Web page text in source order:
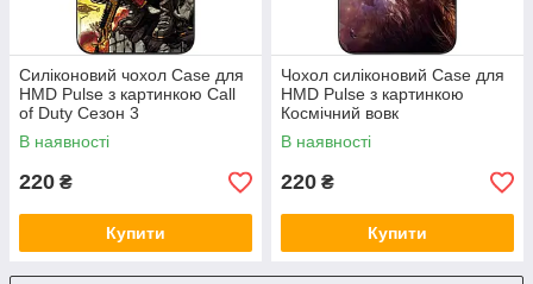
Силіконовий чохол Case для
HMD Pulse з картинкою Call
of Duty Сезон 3
В наявності
220 ₴
Купити
Чохол силіконовий Case для
HMD Pulse з картинкою
Космічний вовк
В наявності
220 ₴
Купити